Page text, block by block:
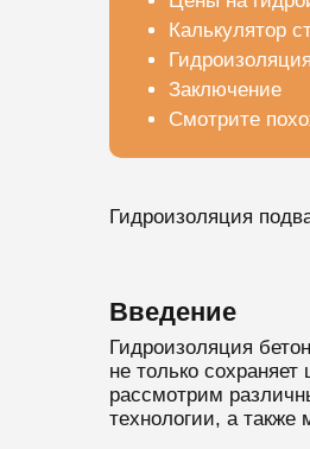
Калькулятор
Заключение
Смотрите
Гидроизоляция
Введение
Гидроизоляция
не только
рассмотрим
технологии, а